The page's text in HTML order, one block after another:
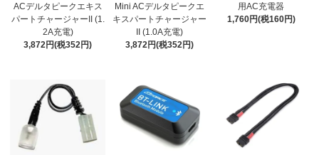
ACデルタピークエキス
パートチャージャーII (1.
2A充電)
3,872円(税352円)
Mini ACデルタピークエ
キスパートチャージャー
II (1.0A充電)
3,872円(税352円)
用AC充電器
1,760円(税160円)